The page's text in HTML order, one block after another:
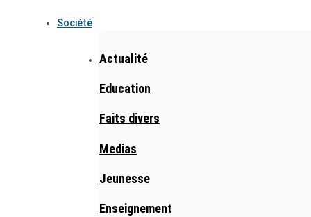
Société
Actualité
Education
Faits divers
Medias
Jeunesse
Enseignement